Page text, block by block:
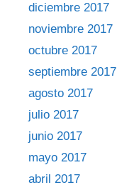
diciembre 2017
noviembre 2017
octubre 2017
septiembre 2017
agosto 2017
julio 2017
junio 2017
mayo 2017
abril 2017